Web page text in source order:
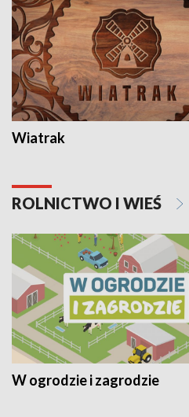
Wiatrak
ROLNICTWO I WIEŚ
W ogrodzie i zagrodzie